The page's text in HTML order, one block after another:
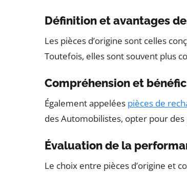
Définition et avantages
Les pièces d’origine sont celles
Toutefois, elles sont souvent plus
Compréhension et
Également appelées pièces de
des Automobilistes, opter pour
Évaluation de la
Le choix entre pièces d’origine et